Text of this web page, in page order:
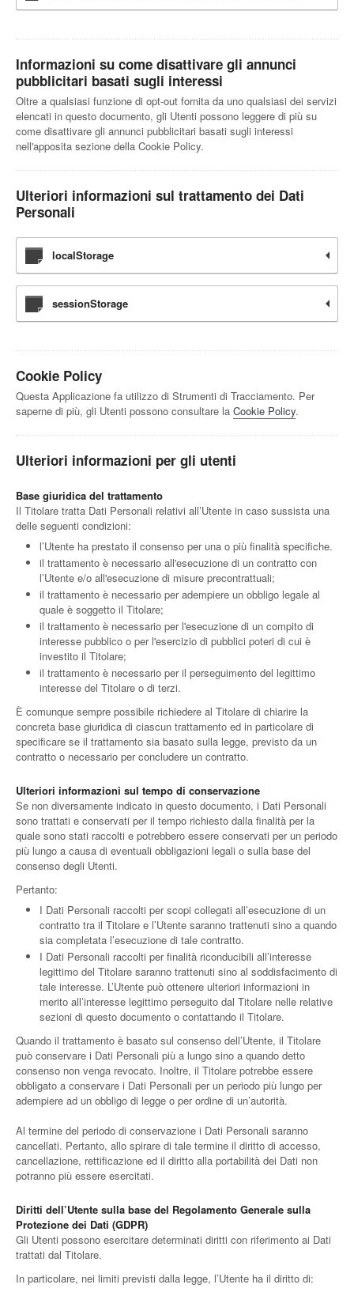
Informazioni su come disattivare gli annunci
pubblicitari basati sugli interessi
Oltre a qualsiasi funzione di opt-out fornita da uno qualsiasi dei servizi
elencati in questo documento, gli Utenti possono leggere di più su
come disattivare gli annunci pubblicitari basati sugli interessi
nell'apposita sezione della Cookie Policy.
Ulteriori informazioni sul trattamento dei Dati
Personali
localStorage
sessionStorage
Cookie Policy
Questa Applicazione fa utilizzo di Strumenti di Tracciamento. Per
saperne di più, gli Utenti possono consultare la Cookie Policy.
Ulteriori informazioni per gli utenti
Base giuridica del trattamento
Il Titolare tratta Dati Personali relativi all’Utente in caso sussista una
delle seguenti condizioni:
l’Utente ha prestato il consenso per una o più finalità specifiche.
il trattamento è necessario all'esecuzione di un contratto con
l’Utente e/o all'esecuzione di misure precontrattuali;
il trattamento è necessario per adempiere un obbligo legale al
quale è soggetto il Titolare;
il trattamento è necessario per l'esecuzione di un compito di
interesse pubblico o per l'esercizio di pubblici poteri di cui è
investito il Titolare;
il trattamento è necessario per il perseguimento del legittimo
interesse del Titolare o di terzi.
È comunque sempre possibile richiedere al Titolare di chiarire la
concreta base giuridica di ciascun trattamento ed in particolare di
specificare se il trattamento sia basato sulla legge, previsto da un
contratto o necessario per concludere un contratto.
Ulteriori informazioni sul tempo di conservazione
Se non diversamente indicato in questo documento, i Dati Personali
sono trattati e conservati per il tempo richiesto dalla finalità per la
quale sono stati raccolti e potrebbero essere conservati per un periodo
più lungo a causa di eventuali obbligazioni legali o sulla base del
consenso degli Utenti.
Pertanto:
I Dati Personali raccolti per scopi collegati all’esecuzione di un
contratto tra il Titolare e l’Utente saranno trattenuti sino a quando
sia completata l’esecuzione di tale contratto.
I Dati Personali raccolti per finalità riconducibili all’interesse
legittimo del Titolare saranno trattenuti sino al soddisfacimento di
tale interesse. L’Utente può ottenere ulteriori informazioni in
merito all’interesse legittimo perseguito dal Titolare nelle relative
sezioni di questo documento o contattando il Titolare.
Quando il trattamento è basato sul consenso dell’Utente, il Titolare
può conservare i Dati Personali più a lungo sino a quando detto
consenso non venga revocato. Inoltre, il Titolare potrebbe essere
obbligato a conservare i Dati Personali per un periodo più lungo per
adempiere ad un obbligo di legge o per ordine di un’autorità.
Al termine del periodo di conservazione i Dati Personali saranno
cancellati. Pertanto, allo spirare di tale termine il diritto di accesso,
cancellazione, rettificazione ed il diritto alla portabilità dei Dati non
potranno più essere esercitati.
Diritti dell’Utente sulla base del Regolamento Generale sulla
Protezione dei Dati (GDPR)
Gli Utenti possono esercitare determinati diritti con riferimento ai Dati
trattati dal Titolare.
In particolare, nei limiti previsti dalla legge, l’Utente ha il diritto di: